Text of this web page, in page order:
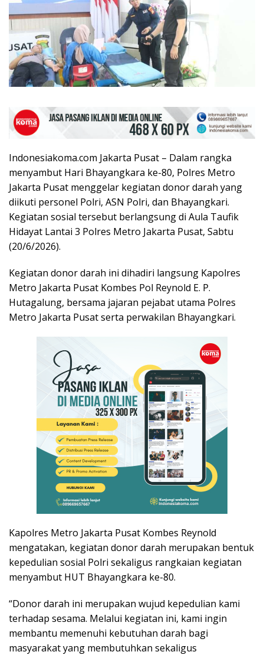
Indonesiakoma.com Jakarta Pusat – Dalam rangka
menyambut Hari Bhayangkara ke-80, Polres Metro
Jakarta Pusat menggelar kegiatan donor darah yang
diikuti personel Polri, ASN Polri, dan Bhayangkari.
Kegiatan sosial tersebut berlangsung di Aula Taufik
Hidayat Lantai 3 Polres Metro Jakarta Pusat, Sabtu
(20/6/2026).
Kegiatan donor darah ini dihadiri langsung Kapolres
Metro Jakarta Pusat Kombes Pol Reynold E. P.
Hutagalung, bersama jajaran pejabat utama Polres
Metro Jakarta Pusat serta perwakilan Bhayangkari.
Kapolres Metro Jakarta Pusat Kombes Reynold
mengatakan, kegiatan donor darah merupakan bentuk
kepedulian sosial Polri sekaligus rangkaian kegiatan
menyambut HUT Bhayangkara ke-80.
“Donor darah ini merupakan wujud kepedulian kami
terhadap sesama. Melalui kegiatan ini, kami ingin
membantu memenuhi kebutuhan darah bagi
masyarakat yang membutuhkan sekaligus